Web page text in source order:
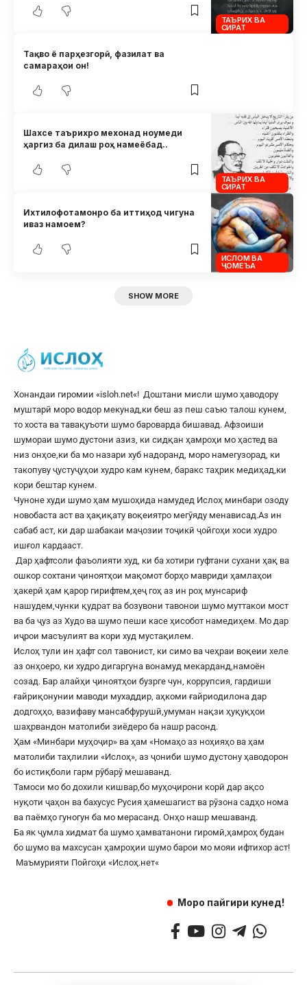
ТАЪРИХ ВА
СИРАТ
Тақво ё парҳезгорӣ, фазилат ва
самараҳои он!
ТАЪРИХ ВА
СИРАТ
Шахсе таърихро мехонад ноумеди
ҳаргиз ба дилаш роҳ намеёбад..
ИСЛОМ ВА
ҶОМЕЪА
Ихтилофотамонро ба иттиҳод чигуна
иваз намоем?
SHOW MORE
Хонандаи гиромии «isloh.net«! Доштани мисли шумо ҳаводору
муштарӣ моро водор мекунад,ки беш аз пеш саъю талош кунем,
то хоста ва тавақуъоти шумо бароварда бишавад. Афзоиши
шумораи шумо дустони азиз, ки сидқан ҳамроҳи мо ҳастед ва
низ онҳое,ки ба мо назари хуб надоранд, моро намегузорад, ки
такопуву ҷустуҷуҳои худро кам кунем, баракс таҳрик медиҳад,ки
кори бештар кунем.
Чуноне худи шумо ҳам мушоҳида намудед Ислоҳ минбари озоду
новобаста аст ва ҳақиқату воқеиятро мегӯяду менависад.Аз ин
сабаб аст, ки дар шабакаи маҷозии тоҷикӣ ҷойгоҳи хоси худро
ишғол кардааст.
Дар ҳафтсоли фаъолияти худ, ки ба хотири гуфтани сухани ҳақ ва
ошкор сохтани ҷиноятҳои мақомот борҳо мавриди ҳамлаҳои
ҳакерӣ ҳам қарор гирифтем,ҳеҷ гоҳ аз ин роҳ мунсариф
нашудем,чунки қудрат ва бозувони тавонои шумо муттакои мост
ва ба ҷуз аз Худо ва шумо пеши касе ҳисобот намедиҳем. Мо дар
иҷрои масъулият ва кори худ мустақилем.
Ислоҳ тули ин ҳафт сол тавонист, ки симо ва чеҳраи воқеии хеле
аз онҳоеро, ки худро дигаргуна вонамуд мекарданд,намоён
созад. Бар алайҳи ҷиноятҳои бузрге чун, коррупсия, гардиши
ғайриқонунии маводи мухаддир, аҳкоми ғайриодилона дар
додгоҳҳо, вазифаву мансабфурушӣ,умуман нақзи ҳуқуқҳои
шаҳрвандон матолиби зиёдеро ба нашр расонд.
Ҳам «Минбари муҳоҷир» ва ҳам «Номаҳо аз ноҳияҳо ва ҳам
матолиби таҳлилии «Ислоҳ», аз ҷониби шумо дустону ҳаводорон
бо истиқболи гарм рӯбарӯ мешаванд.
Тамоси мо бо дохили кишвар,бо муҳоҷирони корӣ дар ақсо
нуқоти ҷаҳон ва бахусус Русия ҳамешагист ва рӯзона садҳо нома
ва паёмҳо гуногун ба мо мерасанд. Онҳо нашр мешаванд.
Ба як ҷумла хидмат ба шумо ҳамватанони гиромӣ,ҳамроҳ будан
бо шумо ва махсусан ҳамроҳии шумо барои мо мояи ифтихор аст!
Маъмурияти Пойгоҳи «Ислоҳ.нет«
Моро пайгири кунед!